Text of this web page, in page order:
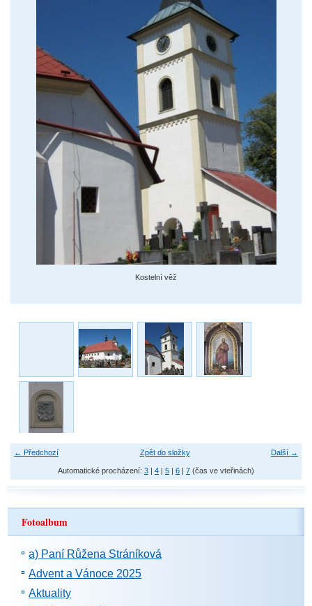
Kostelní věž
← Předchozí Další →
Zpět do složky
Automatické procházení: 3 | 4 | 5 | 6 | 7 (čas ve vteřinách)
Fotoalbum
a) Paní Růžena Stráníková
Advent a Vánoce 2025
Aktuality